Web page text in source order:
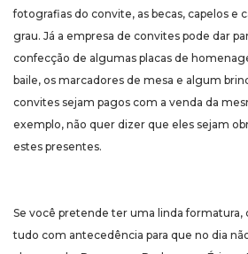
fotografias do convite, as becas, capelos e
grau. Já a empresa de convites pode dar
confecção de algumas placas de
baile, os marcadores de mesa e algum
convites sejam pagos com a venda da
exemplo, não quer dizer que eles sejam
estes presentes.
Se você pretende ter uma linda formatura,
tudo com antecedência para que no dia